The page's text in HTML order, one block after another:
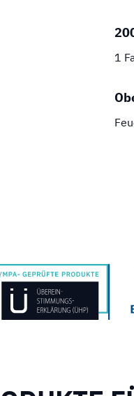
1